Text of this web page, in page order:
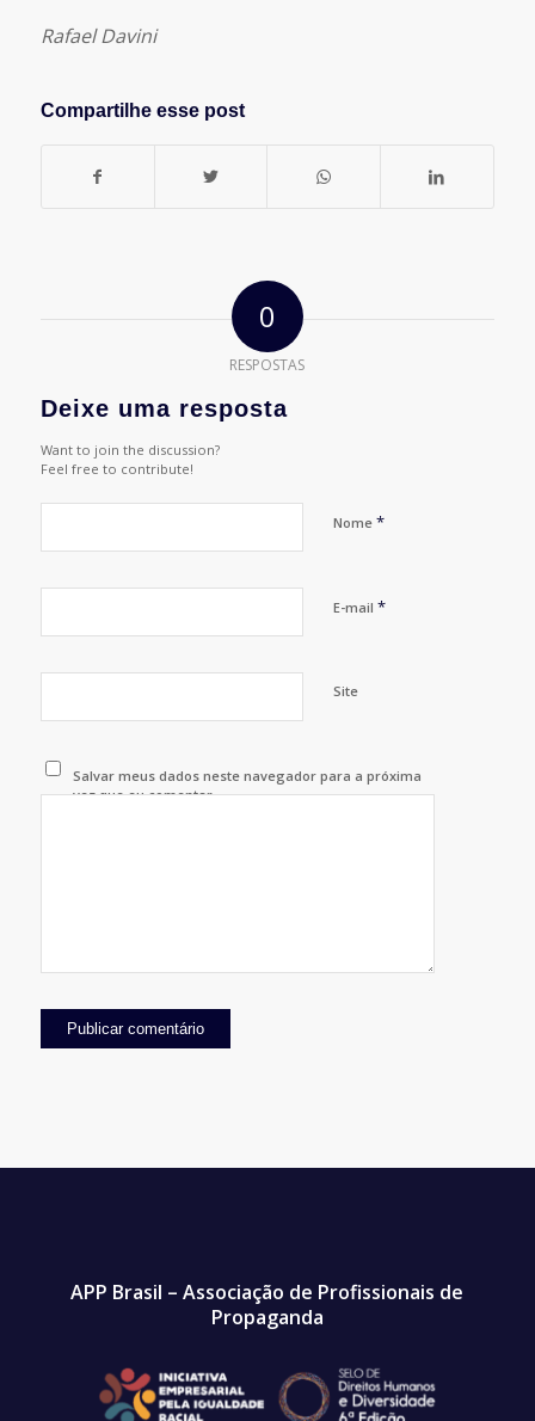
Rafael Davini
Compartilhe esse post
0
RESPOSTAS
Deixe uma resposta
Want to join the discussion?
Feel free to contribute!
Nome *
E-mail *
Site
Salvar meus dados neste navegador para a próxima
vez que eu comentar.
APP Brasil – Associação de Profissionais de
Propaganda